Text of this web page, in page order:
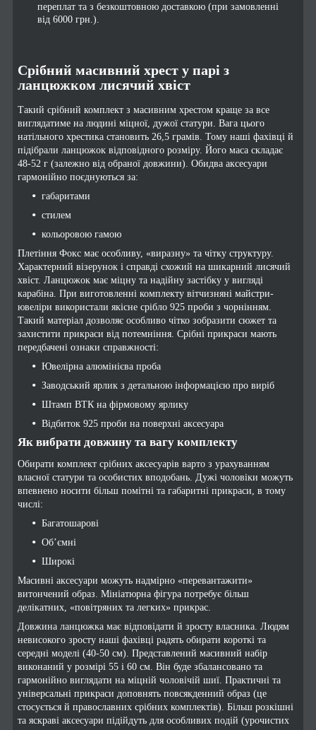
переплат та з безкоштовною доставкою (при замовленні
від 6000 грн.).
Срібний масивний хрест у парі з
ланцюжком лисячий хвіст
Такий срібний комплект з масивним хрестом краще за все
виглядатиме на людині міцної, дужої статури. Вага цього
натільного хрестика становить 26,5 грамів. Тому наші фахівці й
підібрали ланцюжок відповідного розміру. Його маса складає
48-52 г (залежно від обраної довжини). Обидва аксесуари
гармонійно поєднуються за:
габаритами
стилем
кольоровою гамою
Плетіння Фокс має особливу, «виразну» та чітку структуру.
Характерний візерунок і справді схожий на шикарний лисячий
хвіст. Ланцюжок має міцну та надійну застібку у вигляді
карабіна. При виготовленні комплекту вітчизняні майстри-
ювеліри використали якісне срібло 925 проби з чорнінням.
Такий матеріал дозволяє особливо чітко зобразити сюжет та
захистити прикраси від потемніння. Срібні прикраси мають
передбачені ознаки справжності:
Ювелірна алюмінієва проба
Заводський ярлик з детальною інформацією про виріб
Штамп ВТК на фірмовому ярлику
Відбиток 925 проби на поверхні аксесуара
Як вибрати довжину та вагу комплекту
Обирати комплект срібних аксесуарів варто з урахуванням
власної статури та особистих вподобань. Дужі чоловіки можуть
впевнено носити більш помітні та габаритні прикраси, в тому
числі:
Багатошарові
Об’ємні
Широкі
Масивні аксесуари можуть надмірно «перевантажити»
витончений образ. Мініатюрна фігура потребує більш
делікатних, «повітряних та легких» прикрас.
Довжина ланцюжка має відповідати й зросту власника. Людям
невисокого зросту наші фахівці радять обирати короткі та
середні моделі (40-50 см). Представлений масивний набір
виконаний у розмірі 55 і 60 см. Він буде збалансовано та
гармонійно виглядати на міцній чоловічій шиї. Практичні та
універсальні прикраси доповнять повсякденний образ (це
стосується й православних срібних комплектів). Більш розкішні
та яскраві аксесуари підійдуть для особливих подій (урочистих